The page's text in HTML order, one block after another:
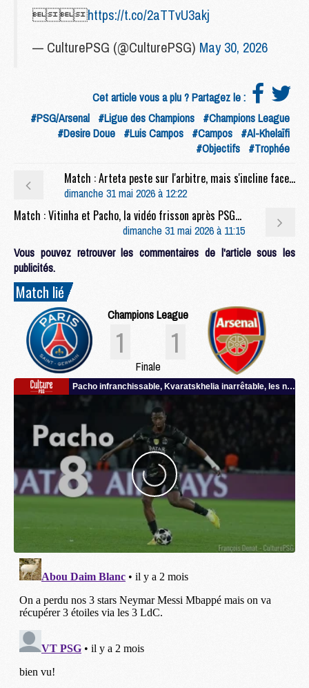
https://t.co/2aTTvU3akj
— CulturePSG (@CulturePSG) May 30, 2026
Cet article vous a plu ? Partagez le :
#PSG/Arsenal #Ligue des Champions #Champions League
#Desire Doue #Luis Campos #Campos #Al-Khelaïfi
#Objectifs #Trophée
Match : Arteta peste sur l'arbitre, mais s'incline face à « la meilleure équipe du monde »
dimanche 31 mai 2026 à 12:22
Match : Vitinha et Pacho, la vidéo frisson après PSG/Arsenal
dimanche 31 mai 2026 à 11:15
Vous pouvez retrouver les commentaires de l'article sous les
publicités.
Match lié
Champions League
1 1
Finale